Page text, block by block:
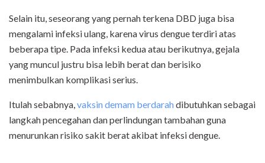
Selain itu, seseorang yang pernah terkena DBD juga bisa
mengalami infeksi ulang, karena virus dengue terdiri atas
beberapa tipe. Pada infeksi kedua atau berikutnya, gejala
yang muncul justru bisa lebih berat dan berisiko
menimbulkan komplikasi serius.
Itulah sebabnya,vaksin demam berdarahdibutuhkan sebagai
langkah pencegahan dan perlindungan tambahan guna
menurunkan risiko sakit berat akibat infeksi dengue.